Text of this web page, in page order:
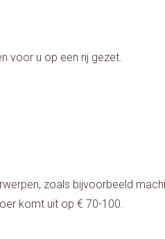
voor u op een rij gezet.
zoals bijvoorbeeld
komt uit op € 70-100.